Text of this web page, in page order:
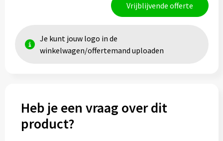
Vrijblijvende offerte
Je kunt jouw logo in de
winkelwagen/offertemand uploaden
Heb je een vraag over dit
product?